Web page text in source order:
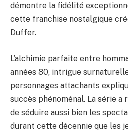
démontre la fidélité
cette franchise nostalgique
Duffer.
L’alchimie parfaite entre
années 80, intrigue
personnages attachants
succès phénoménal. La série
de séduire aussi bien les
durant cette décennie que les